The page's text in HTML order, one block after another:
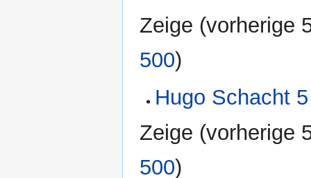
Zeige (vorherige
500)
Hugo Schacht 5
Zeige (vorherige
500)